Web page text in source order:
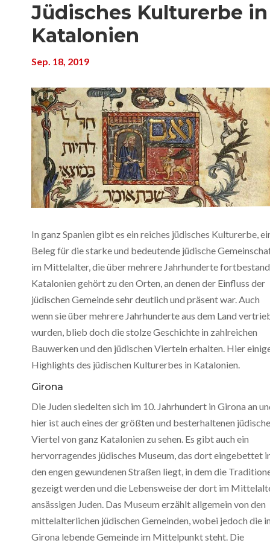
Jüdisches Kulturerbe in
Katalonien
Sep. 18, 2019
In ganz Spanien gibt es ein reiches jüdisches Kulturerbe,
Beleg für die starke und bedeutende jüdische
im Mittelalter, die über mehrere Jahrhunderte
Katalonien gehört zu den Orten, an denen der Einfluss der
jüdischen Gemeinde sehr deutlich und präsent war. Auch
wenn sie über mehrere Jahrhunderte aus dem Land
wurden, blieb doch die stolze Geschichte in zahlreichen
Bauwerken und den jüdischen Vierteln erhalten. Hier
Highlights des jüdischen Kulturerbes in Katalonien.
Girona
Die Juden siedelten sich im 10. Jahrhundert in Girona an
hier ist auch eines der größten und besterhaltenen
Viertel von ganz Katalonien zu sehen. Es gibt auch ein
hervorragendes jüdisches Museum, das dort eingebettet
den engen gewundenen Straßen liegt, in dem die
gezeigt werden und die Lebensweise der dort im
ansässigen Juden. Das Museum erzählt allgemein von den
mittelalterlichen jüdischen Gemeinden, wobei jedoch die
Girona lebende Gemeinde im Mittelpunkt steht. Die